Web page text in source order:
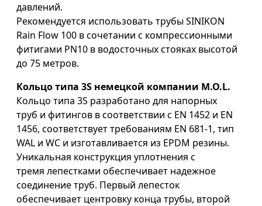
давлений.
Рекомендуется использовать трубы SINIKON
Rain Flow 100 в сочетании с компрессионными
фитигами PN10 в водосточных стояках высотой
до 75 метров.
Кольцо типа 3S немецкой компании M.O.L.
Кольцо типа 3S разработано для напорных
труб и фитингов в соответствии с EN 1452 и EN
1456, соответствует требованиям EN 681-1, тип
WAL и WC и изготавливается из EPDM резины.
Уникальная конструкция уплотнения с
тремя лепестками обеспечивает надежное
соединение труб. Первый лепесток
обеспечивает центровку конца трубы, второй